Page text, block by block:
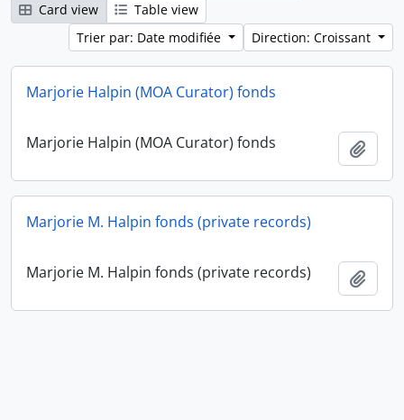
Card view
Table view
Trier par: Date modifiée
Direction: Croissant
Marjorie Halpin (MOA Curator) fonds
Marjorie Halpin (MOA Curator) fonds
Marjorie M. Halpin fonds (private records)
Marjorie M. Halpin fonds (private records)